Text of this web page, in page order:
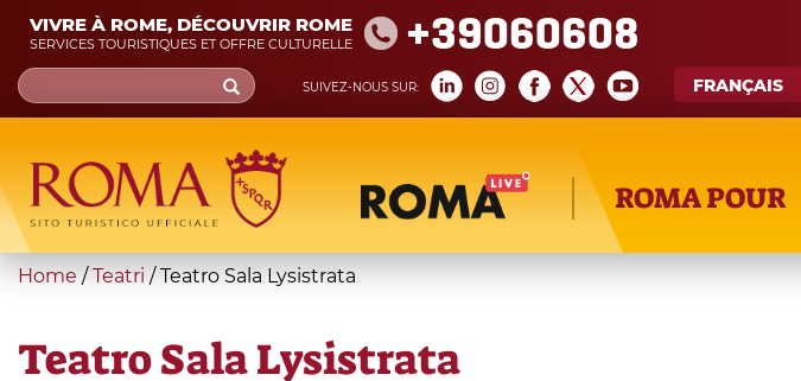
Skip
main
content
VIVRE À ROME, DÉCOUVRIR ROME
SERVICES TOURISTIQUES ET OFFRE CULTURELLE +39060608
SUIVEZ-NOUS SUR:
Search
form
Recherche
ROMA POUR
You
here
Home / Teatri /Teatro Sala Lysistrata
Teatro Sala Lysistrata